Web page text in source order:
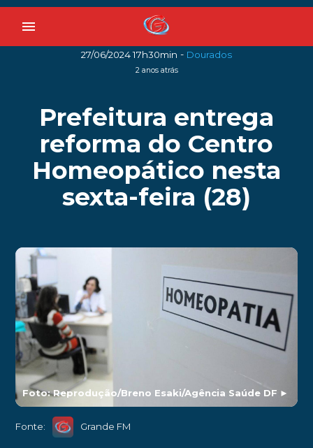
menu
27/06/2024 17h30min - Dourados
2 anos atrás
Prefeitura entrega
reforma do Centro
Homeopático nesta
sexta-feira (28)
Foto: Reprodução/Breno Esaki/Agência Saúde DF ►
Fonte: Grande FM